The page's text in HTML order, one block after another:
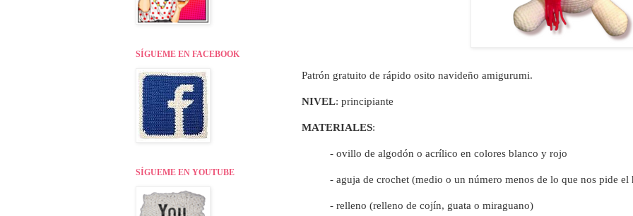
Patrón gratuito de rápido osito navideño amigurumi.
NIVEL: principiante
MATERIALES:
- ovillo de algodón o acrílico en colores blanco y rojo
- aguja de crochet (medio o un número menos de lo que nos pide el
- relleno (relleno de cojín, guata o miraguano)
SÍGUEME EN FACEBOOK
SÍGUEME EN YOUTUBE